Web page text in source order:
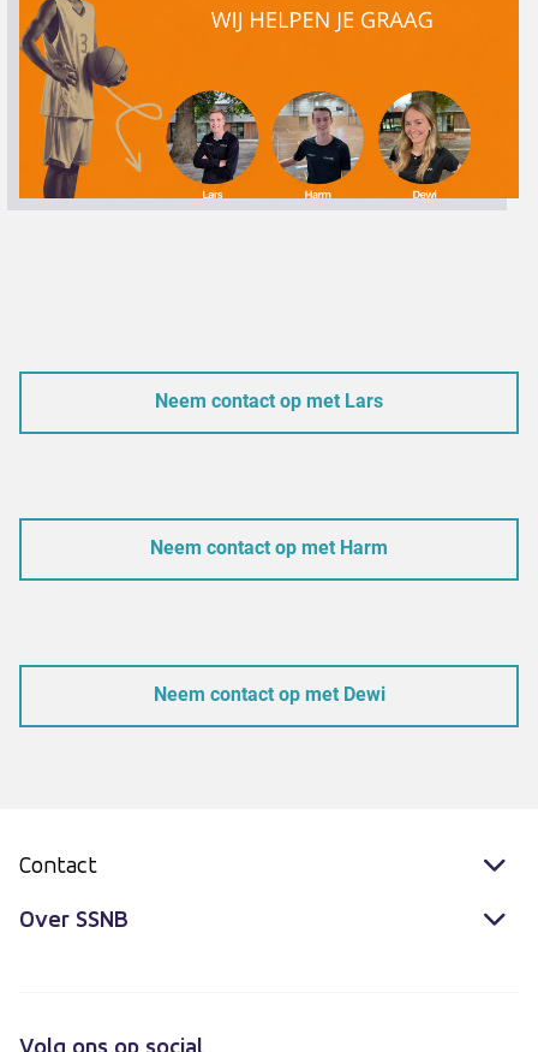
Neem contact op met Lars
Neem contact op met Harm
Neem contact op met Dewi
Contact
Over SSNB
Volg ons op social